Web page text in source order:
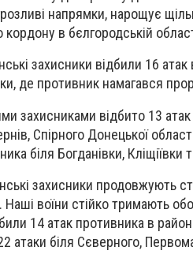
напрямки, нарощує
в бєлгородській
захисники відбили 16
де противник намагався
захисниками відбито 13 атак
Спірного Донецької
біля Богданівки, Кліщіївки
захисники продовжують
воїни стійко тримають
14 атак противника в
атаки біля Сєверного,